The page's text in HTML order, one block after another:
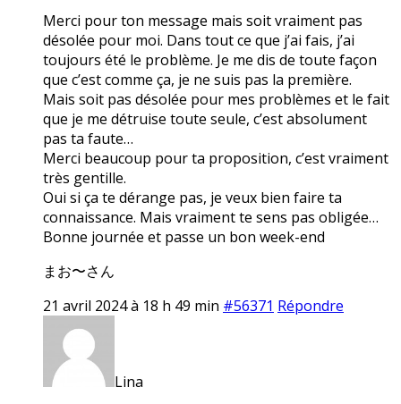
Merci pour ton message mais soit vraiment pas
désolée pour moi. Dans tout ce que j’ai fais, j’ai
toujours été le problème. Je me dis de toute façon
que c’est comme ça, je ne suis pas la première.
Mais soit pas désolée pour mes problèmes et le fait
que je me détruise toute seule, c’est absolument
pas ta faute…
Merci beaucoup pour ta proposition, c’est vraiment
très gentille.
Oui si ça te dérange pas, je veux bien faire ta
connaissance. Mais vraiment te sens pas obligée…
Bonne journée et passe un bon week-end
まお〜さん
21 avril 2024 à 18 h 49 min #56371 Répondre
Lina